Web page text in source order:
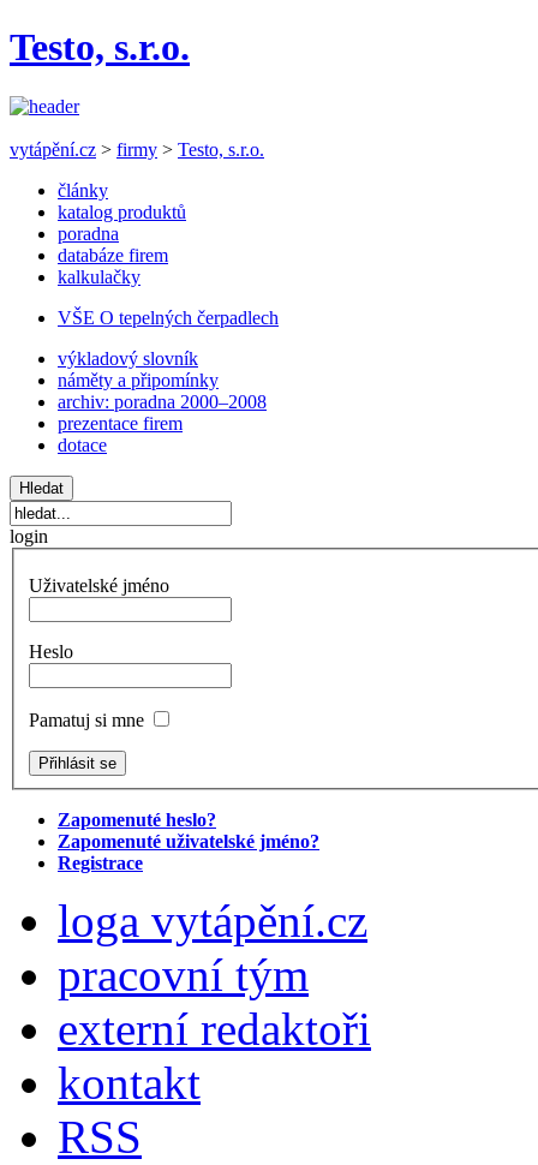
Testo, s.r.o.
vytápění.cz > firmy > Testo, s.r.o.
články
katalog produktů
poradna
databáze firem
kalkulačky
VŠE O tepelných čerpadlech
výkladový slovník
náměty a připomínky
archiv: poradna 2000–2008
prezentace firem
dotace
login
Uživatelské jméno
Heslo
Pamatuj si mne
Zapomenuté heslo?
Zapomenuté uživatelské jméno?
Registrace
loga vytápění.cz
pracovní tým
externí redaktoři
kontakt
RSS